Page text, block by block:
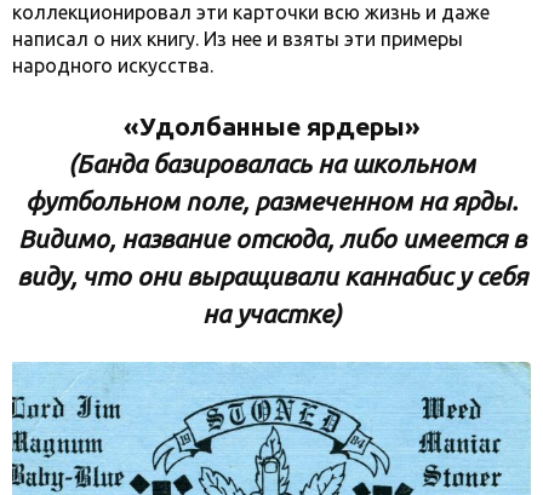
коллекционировал эти карточки всю жизнь и даже
написал о них книгу. Из нее и взяты эти примеры
народного искусства.
«Удолбанные ярдеры»
(Банда базировалась на школьном
футбольном поле, размеченном на ярды.
Видимо, название отсюда, либо имеется в
виду, что они выращивали каннабис у себя
на участке)